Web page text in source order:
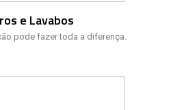
e Lavabos
pode fazer toda a diferença.